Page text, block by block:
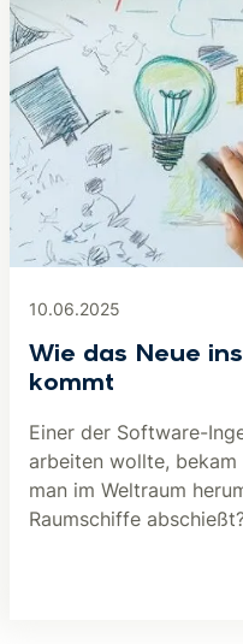
10.06.2025
Wie das Neue
kommt
Einer der Software-
arbeiten wollte, bekam
man im Weltraum
Raumschiffe